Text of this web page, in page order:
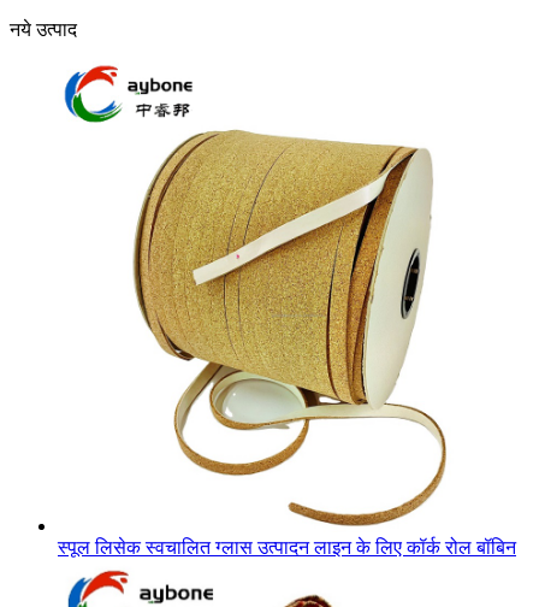
नये उत्पाद
स्पूल लिसेक स्वचालित ग्लास उत्पादन लाइन के लिए कॉर्क रोल बॉबिन